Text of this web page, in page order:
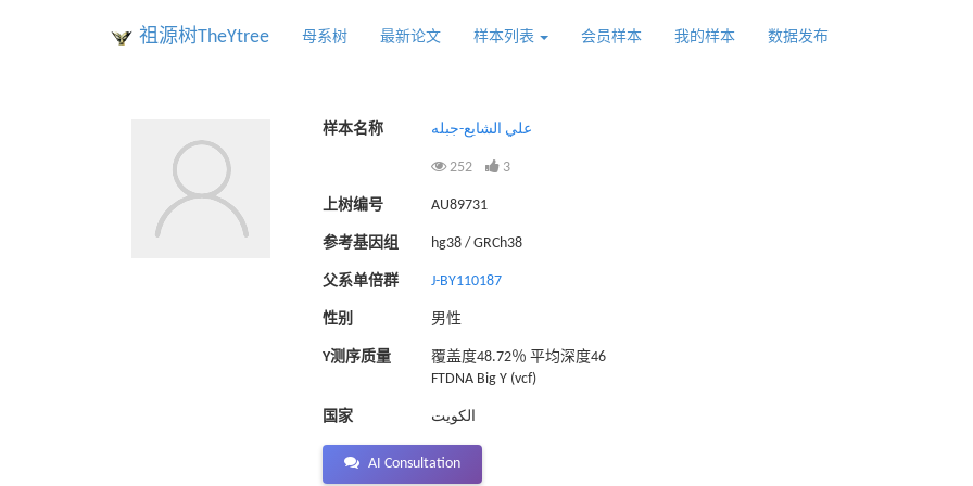
祖源树TheYtree 母系树 最新论文 样本列表 会员样本 我的样本 数据发布
样本名称 علي الشايع-جبله
252 3
上树编号 AU89731
参考基因组 hg38 / GRCh38
父系单倍群 J-BY110187
性别 男性
Y测序质量
覆盖度48.72％ 平均深度46
FTDNA Big Y (vcf)
国家 الكويت
AI Consultation